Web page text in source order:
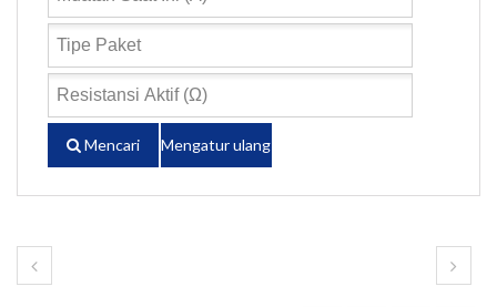
Mencari Mengatur ulang